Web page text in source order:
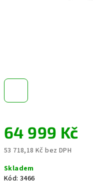
64 999 Kč
53 718,18 Kč bez DPH
cena:
Skladem
Kód: 3466